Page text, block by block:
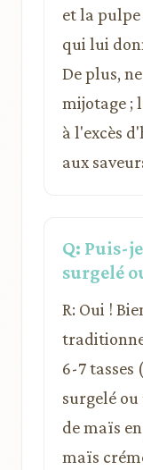
et la pulpe
qui lui
De plus,
mijotage ;
à l'excès
aux
Q: Puis-
surgelé
R: Oui !
6-7 tasses
surgelé
de maïs
maïs